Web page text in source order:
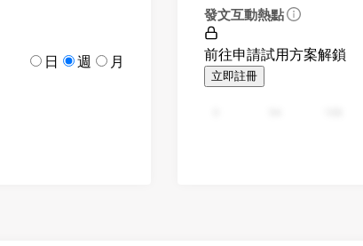
日 週 月
發文互動熱點
前往申請試用方案解鎖
立即註冊